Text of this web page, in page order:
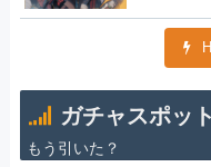
ガチャスポット
もう引いた？